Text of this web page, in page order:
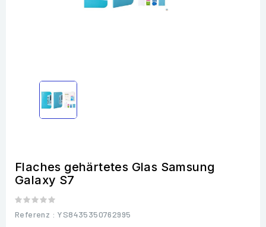
Flaches gehärtetes Glas Samsung
Galaxy S7
Referenz : YS8435350762995